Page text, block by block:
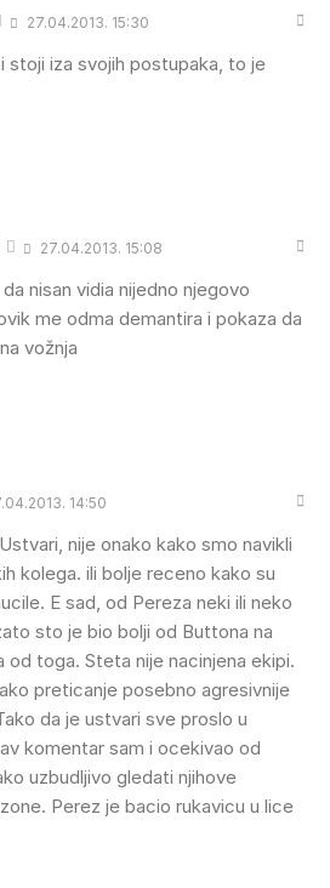
27.04.2013. 15:30
stoji iza svojih postupaka, to je
27.04.2013. 15:08
nisan vidia nijedno njegovo
me odma demantira i pokaza da
vožnja
14:50
nije onako kako smo navikli
kolega. ili bolje receno kako su
E sad, od Pereza neki ili neko
sto je bio bolji od Buttona na
toga. Steta nije nacinjena ekipi.
preticanje posebno agresivnije
da je ustvari sve proslo u
komentar sam i ocekivao od
uzbudljivo gledati njihove
Perez je bacio rukavicu u lice